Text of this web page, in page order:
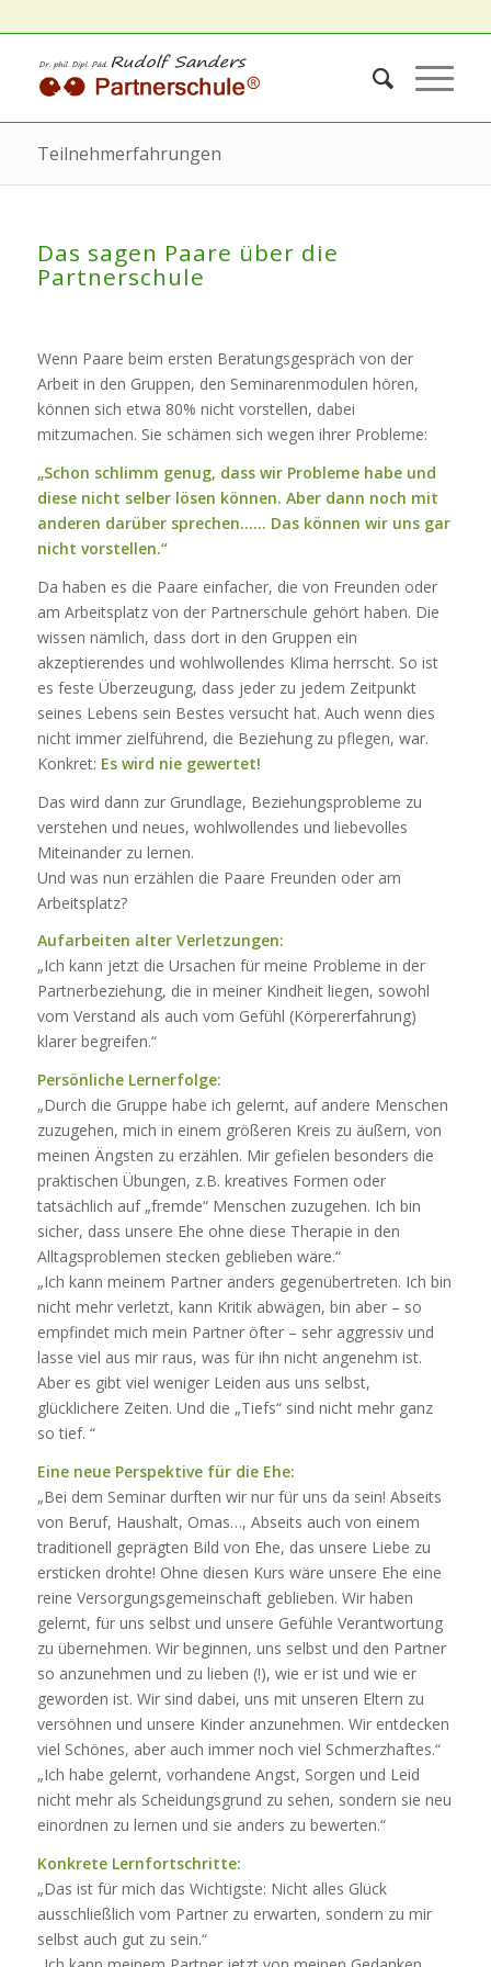
Teilnehmerfahrungen
Das sagen Paare über die
Partnerschule
Wenn Paare beim ersten Beratungsgespräch von der
Arbeit in den Gruppen, den Seminarenmodulen hören,
können sich etwa 80% nicht vorstellen, dabei
mitzumachen. Sie schämen sich wegen ihrer Probleme:
„Schon schlimm genug, dass wir Probleme habe und
diese nicht selber lösen können. Aber dann noch mit
anderen darüber sprechen…… Das können wir uns gar
nicht vorstellen.“
Da haben es die Paare einfacher, die von Freunden oder
am Arbeitsplatz von der Partnerschule gehört haben. Die
wissen nämlich, dass dort in den Gruppen ein
akzeptierendes und wohlwollendes Klima herrscht. So ist
es feste Überzeugung, dass jeder zu jedem Zeitpunkt
seines Lebens sein Bestes versucht hat. Auch wenn dies
nicht immer zielführend, die Beziehung zu pflegen, war.
Konkret: Es wird nie gewertet!
Das wird dann zur Grundlage, Beziehungsprobleme zu
verstehen und neues, wohlwollendes und liebevolles
Miteinander zu lernen.
Und was nun erzählen die Paare Freunden oder am
Arbeitsplatz?
Aufarbeiten alter Verletzungen:
„Ich kann jetzt die Ursachen für meine Probleme in der
Partnerbeziehung, die in meiner Kindheit liegen, sowohl
vom Verstand als auch vom Gefühl (Körpererfahrung)
klarer begreifen.“
Persönliche Lernerfolge:
„Durch die Gruppe habe ich gelernt, auf andere Menschen
zuzugehen, mich in einem größeren Kreis zu äußern, von
meinen Ängsten zu erzählen. Mir gefielen besonders die
praktischen Übungen, z.B. kreatives Formen oder
tatsächlich auf „fremde“ Menschen zuzugehen. Ich bin
sicher, dass unsere Ehe ohne diese Therapie in den
Alltagsproblemen stecken geblieben wäre.“
„Ich kann meinem Partner anders gegenübertreten. Ich bin
nicht mehr verletzt, kann Kritik abwägen, bin aber – so
empfindet mich mein Partner öfter – sehr aggressiv und
lasse viel aus mir raus, was für ihn nicht angenehm ist.
Aber es gibt viel weniger Leiden aus uns selbst,
glücklichere Zeiten. Und die „Tiefs“ sind nicht mehr ganz
so tief. “
Eine neue Perspektive für die Ehe:
„Bei dem Seminar durften wir nur für uns da sein! Abseits
von Beruf, Haushalt, Omas…, Abseits auch von einem
traditionell geprägten Bild von Ehe, das unsere Liebe zu
ersticken drohte! Ohne diesen Kurs wäre unsere Ehe eine
reine Versorgungsgemeinschaft geblieben. Wir haben
gelernt, für uns selbst und unsere Gefühle Verantwortung
zu übernehmen. Wir beginnen, uns selbst und den Partner
so anzunehmen und zu lieben (!), wie er ist und wie er
geworden ist. Wir sind dabei, uns mit unseren Eltern zu
versöhnen und unsere Kinder anzunehmen. Wir entdecken
viel Schönes, aber auch immer noch viel Schmerzhaftes.“
„Ich habe gelernt, vorhandene Angst, Sorgen und Leid
nicht mehr als Scheidungsgrund zu sehen, sondern sie neu
einordnen zu lernen und sie anders zu bewerten.“
Konkrete Lernfortschritte:
„Das ist für mich das Wichtigste: Nicht alles Glück
ausschließlich vom Partner zu erwarten, sondern zu mir
selbst auch gut zu sein.“